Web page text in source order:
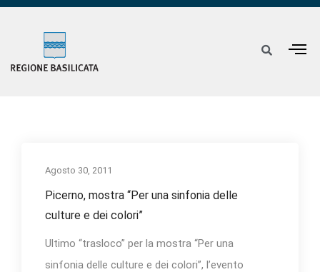
Agosto 30, 2011
Picerno, mostra “Per una sinfonia delle
culture e dei colori”
Ultimo “trasloco” per la mostra “Per una
sinfonia delle culture e dei colori”, l’evento